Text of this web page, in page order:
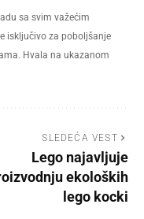
sa svim važećim
isključivo za poboljšanje
Hvala na ukazanom
SLEDEĆA VEST
Lego najavljuje
ekoloških
lego kocki